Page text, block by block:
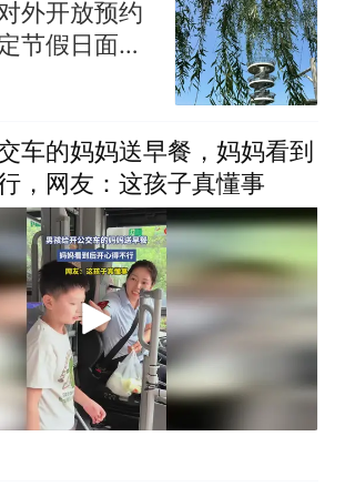
外开放预约
节假日面向
开放
车的妈妈送早餐，妈妈看到
，网友：这孩子真懂事